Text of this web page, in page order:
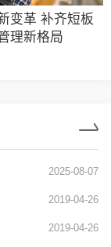
变革 补齐短板
理新格局
2025-08-07
2019-04-26
2019-04-26